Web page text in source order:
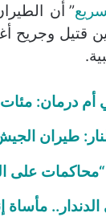
” أن
مواطنًا بين
درمان: مئات
طيران
“محاكمات على
مأساة